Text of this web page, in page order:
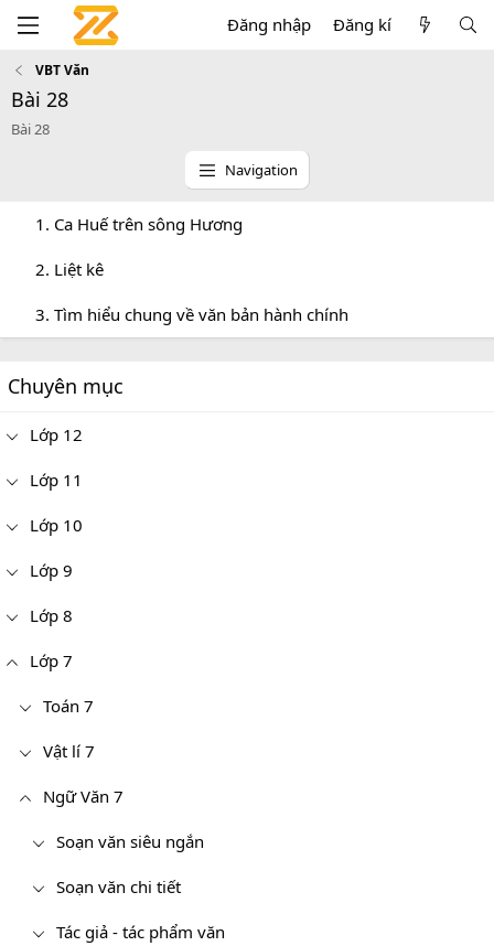
Đăng nhập Đăng kí
VBT Văn
Bài 28
Bài 28
Navigation
1. Ca Huế trên sông Hương
2. Liệt kê
3. Tìm hiểu chung về văn bản hành chính
Chuyên mục
Lớp 12
Lớp 11
Lớp 10
Lớp 9
Lớp 8
Lớp 7
Toán 7
Vật lí 7
Ngữ Văn 7
Soạn văn siêu ngắn
Soạn văn chi tiết
Tác giả - tác phẩm văn